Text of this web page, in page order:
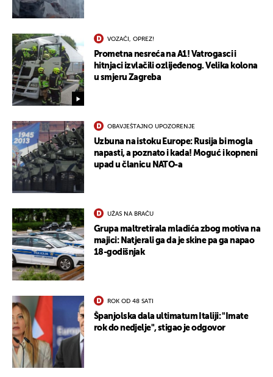
VOZAČI, OPREZ!
Prometna nesreća na A1! Vatrogasci i
hitnjaci izvlačili ozlijeđenog. Velika kolona
u smjeru Zagreba
OBAVJEŠTAJNO UPOZORENJE
Uzbuna na istoku Europe: Rusija bi mogla
napasti, a poznato i kada! Moguć i kopneni
upad u članicu NATO-a
UŽAS NA BRAČU
Grupa maltretirala mladića zbog motiva na
majici: Natjerali ga da je skine pa ga napao
18-godišnjak
ROK OD 48 SATI
Španjolska dala ultimatum Italiji: "Imate
rok do nedjelje", stigao je odgovor
UKLJUČITE NOTIFIKACIJE